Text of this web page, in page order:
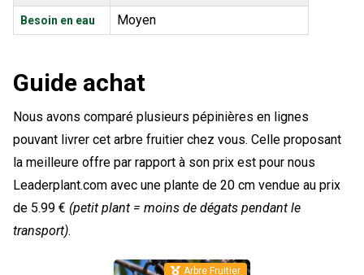
Besoin en eau Moyen
Guide achat
Nous avons comparé plusieurs pépinières en lignes
pouvant livrer cet arbre fruitier chez vous. Celle proposant
la meilleure offre par rapport à son prix est pour nous
Leaderplant.com avec une plante de 20 cm vendue au prix
de 5.99 € (petit plant = moins de dégats pendant le
transport).
Arbre Fruitier